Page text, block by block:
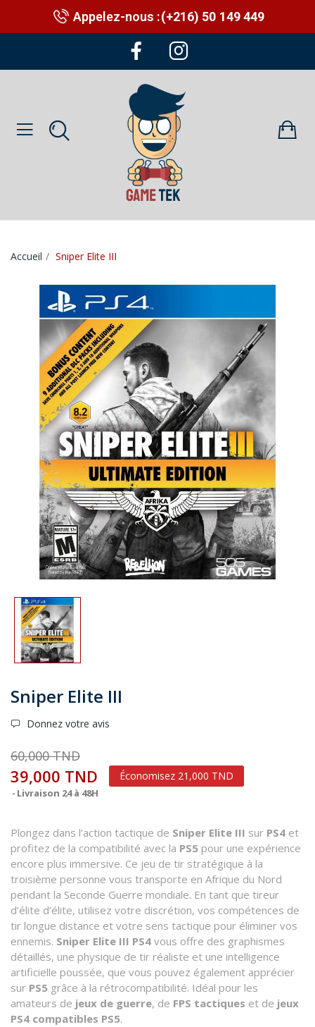
Appelez-nous :(+216) 50 149 449
Accueil Sniper Elite III
Sniper Elite III
Donnez votre avis
60,000 TND
39,000 TND Économisez 21,000 TND
Livraison 24 à 48H
Plongez dans l’action tactique de Sniper Elite III sur PS4 et
profitez de la compatibilité avec la PS5 pour une expérience
encore plus immersive. Ce jeu de tir stratégique à la
troisième personne vous transporte en Afrique du Nord
pendant la Seconde Guerre mondiale. En tant que tireur
d’élite d’élite, utilisez votre discrétion, vos compétences de
tir longue distance et votre sens tactique pour éliminer vos
ennemis. Sniper Elite III PS4 vous offre des graphismes
détaillés, une physique de tir réaliste et une intelligence
artificielle poussée, que vous pouvez également apprécier
sur PS5 grâce à la rétrocompatibilité. Idéal pour les
amateurs de jeux de guerre, de FPS tactiques et de jeux
PS4 compatibles PS5.